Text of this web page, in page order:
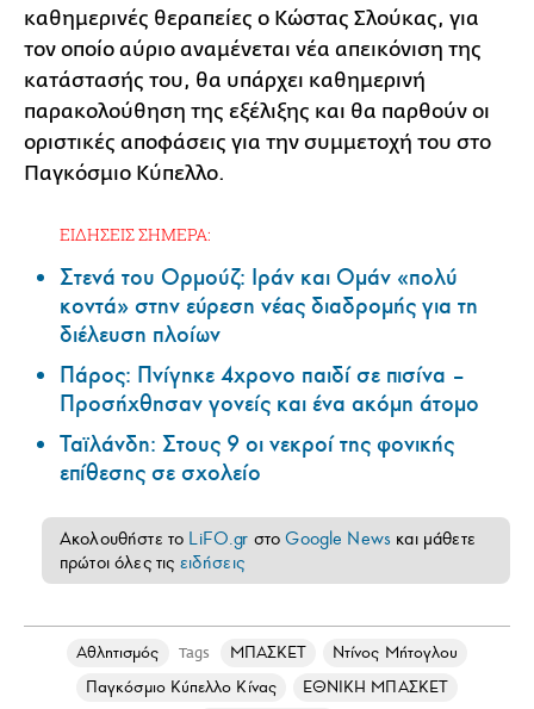
καθημερινές θεραπείες ο Κώστας Σλούκας, για
τον οποίο αύριο αναμένεται νέα απεικόνιση της
κατάστασής του, θα υπάρχει καθημερινή
παρακολούθηση της εξέλιξης και θα παρθούν οι
οριστικές αποφάσεις για την συμμετοχή του στο
Παγκόσμιο Κύπελλο.
ΕΙΔΗΣΕΙΣ ΣΗΜΕΡΑ:
Στενά του Ορμούζ: Ιράν και Ομάν «πολύ
κοντά» στην εύρεση νέας διαδρομής για τη
διέλευση πλοίων
Πάρος: Πνίγηκε 4χρονο παιδί σε πισίνα –
Προσήχθησαν γονείς και ένα ακόμη άτομο
Ταϊλάνδη: Στους 9 οι νεκροί της φονικής
επίθεσης σε σχολείο
Ακολουθήστε το LiFO.gr στοGoogle News και μάθετε
πρώτοι όλες τις ειδήσεις
Αθλητισμός Tags ΜΠΑΣΚΕΤ
Ντίνος Μήτογλου
Παγκόσμιο Κύπελλο Κίνας
ΕΘΝΙΚΗ ΜΠΑΣΚΕΤ